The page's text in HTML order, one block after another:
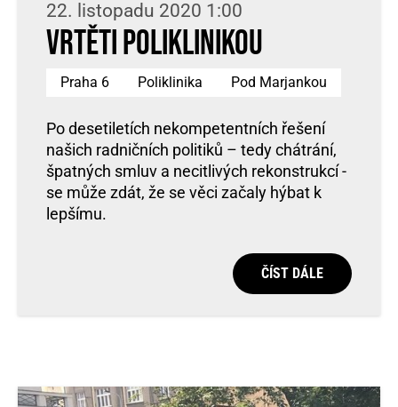
22. listopadu 2020 1:00
Vrtěti Poliklinikou
Praha 6 Poliklinika Pod Marjankou
Po desetiletích nekompetentních řešení
našich radničních politiků – tedy chátrání,
špatných smluv a necitlivých rekonstrukcí -
se může zdát, že se věci začaly hýbat k
lepšímu.
ČÍST DÁLE